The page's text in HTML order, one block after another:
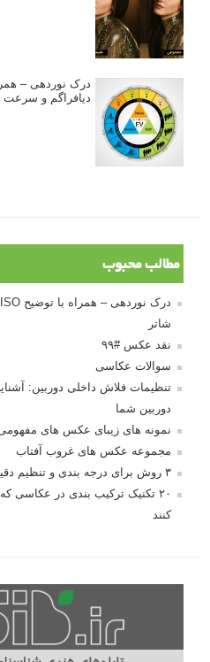
دیافراگم و سرعت
مطالب محبوب
شاتر
نقد عکس #۹۹
سوالات عکاسی
تنظیمات فلاش داخلی دوربین:
دوربین شما
نمونه های زیبای عکس های
مجموعه عکس های غروب آفتاب
۳ روش برای درجه بندی و تنظیم دقیق رنگ در فتوشاپ
۲۰ تکنیک ترکیب بندی در
کنند